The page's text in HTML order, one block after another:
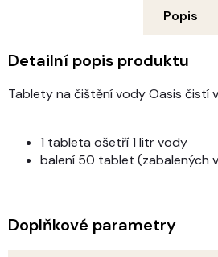
Popis
Detailní popis produktu
Tablety na čištění vody Oasis čistí
1 tableta ošetří 1 litr vody
balení 50 tablet (zabalených
Doplňkové parametry